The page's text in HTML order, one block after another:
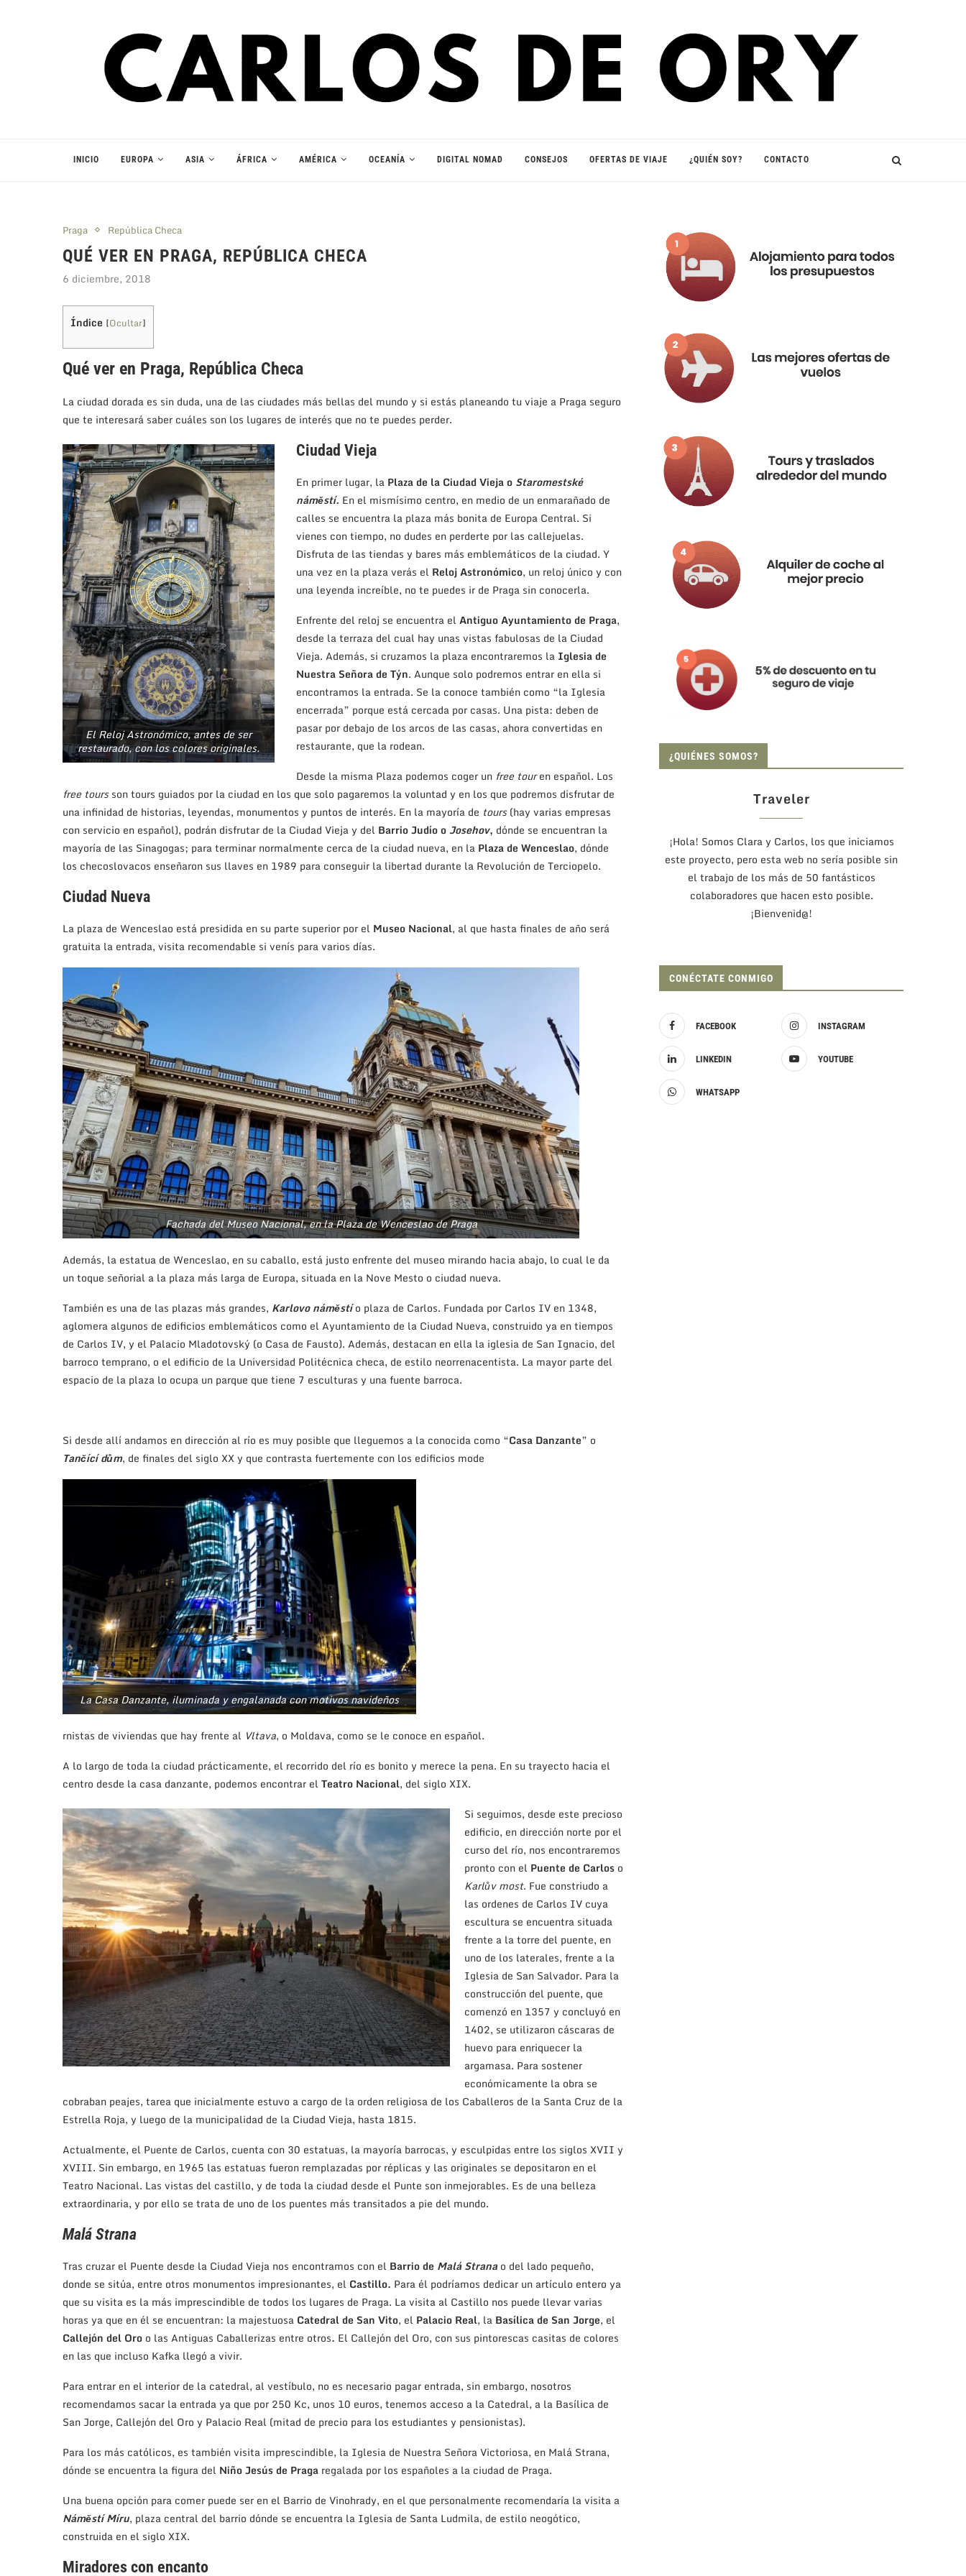
INICIO EUROPA ASIA ÁFRICA AMÉRICA OCEANÍA DIGITAL NOMAD CONSEJOS OFERTAS DE VIAJE ¿QUIÉN SOY? CONTACTO
Praga República Checa
QUÉ VER EN PRAGA, REPÚBLICA CHECA
6 diciembre, 2018
Índice [Ocultar]
Qué ver en Praga, República Checa
La ciudad dorada es sin duda, una de las ciudades más bellas del mundo y si estás planeando tu viaje a Praga seguro
que te interesará saber cuáles son los lugares de interés que no te puedes perder.
El Reloj Astronómico, antes de ser
restaurado, con los colores originales.
Ciudad Vieja
En primer lugar, la Plaza de la Ciudad Vieja o Staromestské
náměstí. En el mismísimo centro, en medio de un enmarañado de
calles se encuentra la plaza más bonita de Europa Central. Si
vienes con tiempo, no dudes en perderte por las callejuelas.
Disfruta de las tiendas y bares más emblemáticos de la ciudad. Y
una vez en la plaza verás el Reloj Astronómico, un reloj único y con
una leyenda increíble, no te puedes ir de Praga sin conocerla.
Enfrente del reloj se encuentra el Antiguo Ayuntamiento de Praga,
desde la terraza del cual hay unas vistas fabulosas de la Ciudad
Vieja. Además, si cruzamos la plaza encontraremos la Iglesia de
Nuestra Señora de Týn. Aunque solo podremos entrar en ella si
encontramos la entrada. Se la conoce también como “la Iglesia
encerrada” porque está cercada por casas. Una pista: deben de
pasar por debajo de los arcos de las casas, ahora convertidas en
restaurante, que la rodean.
Desde la misma Plaza podemos coger un free touren español. Los
free toursson tours guiados por la ciudad en los que solo pagaremos la voluntad y en los que podremos disfrutar de
una infinidad de historias, leyendas, monumentos y puntos de interés. En la mayoría de tours(hay varias empresas
con servicio en español), podrán disfrutar de la Ciudad Vieja y del Barrio Judío oJosehov, dónde se encuentran la
mayoría de las Sinagogas; para terminar normalmente cerca de la ciudad nueva, en la Plaza de Wenceslao, dónde
los checoslovacos enseñaron sus llaves en 1989 para conseguir la libertad durante la Revolución de Terciopelo.
Ciudad Nueva
La plaza de Wenceslao está presidida en su parte superior por el Museo Nacional, al que hasta finales de año será
gratuita la entrada, visita recomendable si venís para varios días.
Fachada del Museo Nacional, en la Plaza de Wenceslao de Praga
Además, la estatua de Wenceslao, en su caballo, está justo enfrente del museo mirando hacia abajo, lo cual le da
un toque señorial a la plaza más larga de Europa, situada en la Nove Mesto o ciudad nueva.
También es una de las plazas más grandes, Karlovo náměstío plaza de Carlos. Fundada por Carlos IV en 1348,
aglomera algunos de edificios emblemáticos como el Ayuntamiento de la Ciudad Nueva, construido ya en tiempos
de Carlos IV, y el Palacio Mladotovský (o Casa de Fausto). Además, destacan en ella la iglesia de San Ignacio, del
barroco temprano, o el edificio de la Universidad Politécnica checa, de estilo neorrenacentista. La mayor parte del
espacio de la plaza lo ocupa un parque que tiene 7 esculturas y una fuente barroca.
Si desde allí andamos en dirección al río es muy posible que lleguemos a la conocida como “Casa Danzante” o
Tančící dům, de finales del siglo XX y que contrasta fuertemente con los edificios mode
La Casa Danzante, iluminada y engalanada con motivos navideños
rnistas de viviendas que hay frente al Vltava, o Moldava, como se le conoce en español.
A lo largo de toda la ciudad prácticamente, el recorrido del río es bonito y merece la pena. En su trayecto hacia el
centro desde la casa danzante, podemos encontrar el Teatro Nacional, del siglo XIX.
Si seguimos, desde este precioso
edificio, en dirección norte por el
curso del río, nos encontraremos
pronto con el Puente de Carlos o
Karlův most. Fue constriudo a
las ordenes de Carlos IV cuya
escultura se encuentra situada
frente a la torre del puente, en
uno de los laterales, frente a la
Iglesia de San Salvador. Para la
construcción del puente, que
comenzó en 1357 y concluyó en
1402, se utilizaron cáscaras de
huevo para enriquecer la
argamasa. Para sostener
económicamente la obra se
cobraban peajes, tarea que inicialmente estuvo a cargo de la orden religiosa de los Caballeros de la Santa Cruz de la
Estrella Roja, y luego de la municipalidad de la Ciudad Vieja, hasta 1815.
Actualmente, el Puente de Carlos, cuenta con 30 estatuas, la mayoría barrocas, y esculpidas entre los siglos XVII y
XVIII. Sin embargo, en 1965 las estatuas fueron remplazadas por réplicas y las originales se depositaron en el
Teatro Nacional. Las vistas del castillo, y de toda la ciudad desde el Punte son inmejorables. Es de una belleza
extraordinaria, y por ello se trata de uno de los puentes más transitados a pie del mundo.
Malá Strana
Tras cruzar el Puente desde la Ciudad Vieja nos encontramos con el Barrio de Malá Stranao del lado pequeño,
donde se sitúa, entre otros monumentos impresionantes, el Castillo. Para él podríamos dedicar un artículo entero ya
que su visita es la más imprescindible de todos los lugares de Praga. La visita al Castillo nos puede llevar varias
horas ya que en él se encuentran: la majestuosa Catedral de San Vito, el Palacio Real, la Basílica de San Jorge, el
Callejón del Oro o las Antiguas Caballerizas entre otros. El Callejón del Oro, con sus pintorescas casitas de colores
en las que incluso Kafka llegó a vivir.
Para entrar en el interior de la catedral, al vestíbulo, no es necesario pagar entrada, sin embargo, nosotros
recomendamos sacar la entrada ya que por 250 Kc, unos 10 euros, tenemos acceso a la Catedral, a la Basílica de
San Jorge, Callejón del Oro y Palacio Real (mitad de precio para los estudiantes y pensionistas).
Para los más católicos, es también visita imprescindible, la Iglesia de Nuestra Señora Victoriosa, en Malá Strana,
dónde se encuentra la figura del Niño Jesús de Praga regalada por los españoles a la ciudad de Praga.
Una buena opción para comer puede ser en el Barrio de Vinohrady, en el que personalmente recomendaría la visita a
Náměstí Míru, plaza central del barrio dónde se encuentra la Iglesia de Santa Ludmila, de estilo neogótico,
construida en el siglo XIX.
Miradores con encanto
¿QUIÉNES SOMOS?
Traveler
¡Hola! Somos Clara y Carlos, los que iniciamos
este proyecto, pero esta web no sería posible sin
el trabajo de los más de 50 fantásticos
colaboradores que hacen esto posible.
¡Bienvenid@!
CONÉCTATE CONMIGO
FACEBOOK INSTAGRAM
LINKEDIN YOUTUBE
WHATSAPP